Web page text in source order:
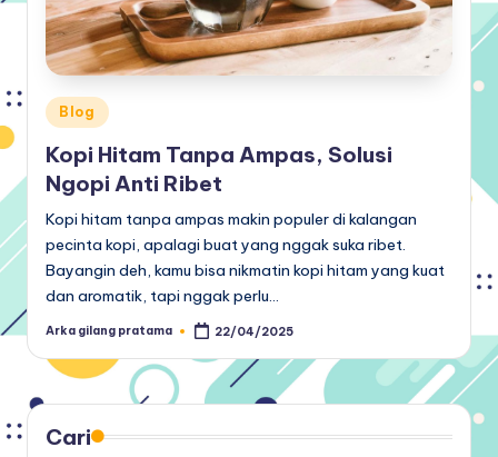
Posted
in
Blog
Kopi Hitam Tanpa Ampas, Solusi
Ngopi Anti Ribet
Kopi hitam tanpa ampas makin populer di kalangan
pecinta kopi, apalagi buat yang nggak suka ribet.
Bayangin deh, kamu bisa nikmatin kopi hitam yang kuat
dan aromatik, tapi nggak perlu…
Posted
Arka gilang pratama 22/04/2025
Cari